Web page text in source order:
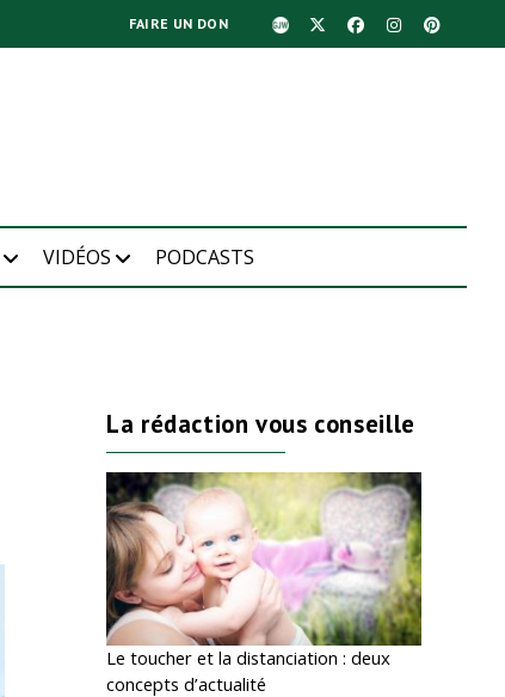
FAIRE UN DON
VIDÉOS PODCASTS
La rédaction vous conseille
Le toucher et la distanciation : deux
concepts d’actualité